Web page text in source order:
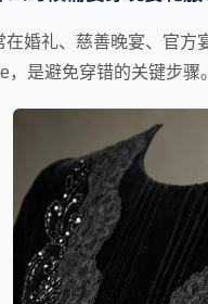
在婚礼、慈善晚宴、官方
，是避免穿错的关键步骤。